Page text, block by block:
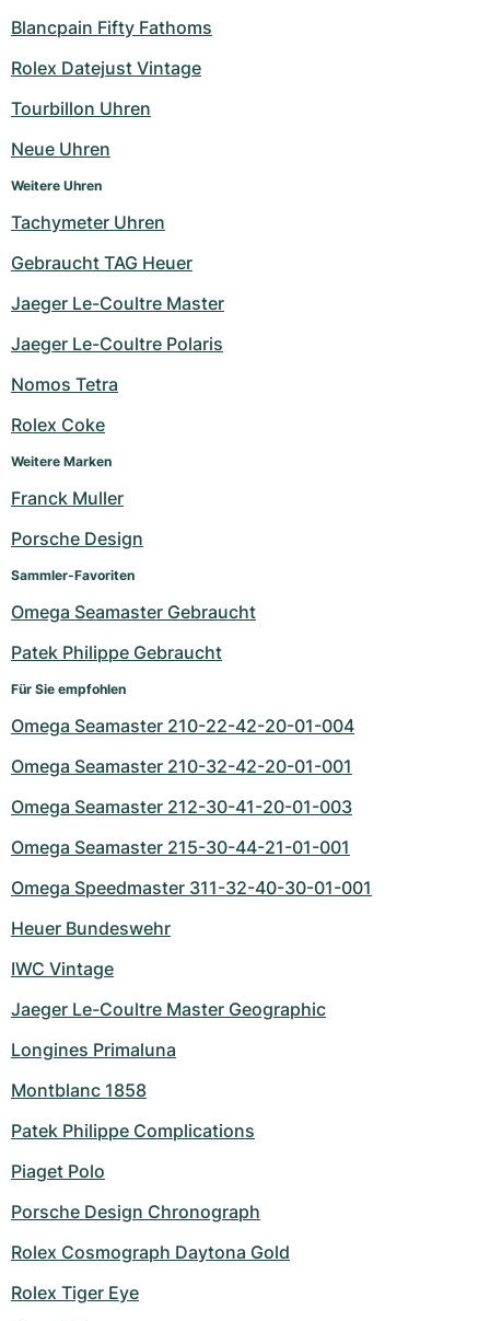
Blancpain Fifty Fathoms
Rolex Datejust Vintage
Tourbillon Uhren
Neue Uhren
Weitere Uhren
Tachymeter Uhren
Gebraucht TAG Heuer
Jaeger Le-Coultre Master
Jaeger Le-Coultre Polaris
Nomos Tetra
Rolex Coke
Weitere Marken
Franck Muller
Porsche Design
Sammler-Favoriten
Omega Seamaster Gebraucht
Patek Philippe Gebraucht
Für Sie empfohlen
Omega Seamaster 210-22-42-20-01-004
Omega Seamaster 210-32-42-20-01-001
Omega Seamaster 212-30-41-20-01-003
Omega Seamaster 215-30-44-21-01-001
Omega Speedmaster 311-32-40-30-01-001
Heuer Bundeswehr
IWC Vintage
Jaeger Le-Coultre Master Geographic
Longines Primaluna
Montblanc 1858
Patek Philippe Complications
Piaget Polo
Porsche Design Chronograph
Rolex Cosmograph Daytona Gold
Rolex Tiger Eye